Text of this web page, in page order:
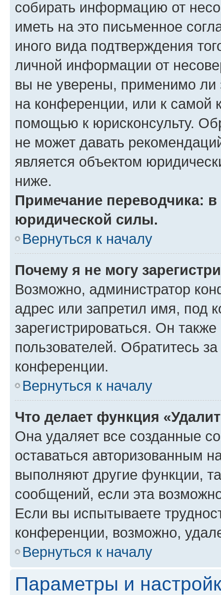
собирать информацию от
иметь на это письменное
иного вида подтверждения
личной информации от
вы не уверены, применимо ли
на конференции, или к самой
помощью к юрисконсульту.
не может давать
является объектом
ниже.
Примечание переводчика:
юридической силы.
Вернуться к началу
Почему я не могу
Возможно, администратор
адрес или запретил имя, под
зарегистрироваться. Он
пользователей. Обратитесь
конференции.
Вернуться к началу
Что делает функция
Она удаляет все созданные
оставаться авторизованным
выполняют другие функции,
сообщений, если эта
Если вы испытываете
конференции, возможно,
Вернуться к началу
Параметры и